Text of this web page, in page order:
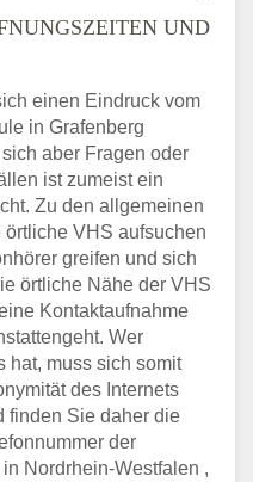
UND
einen Eindruck vom
in Grafenberg
aber Fragen oder
ist zumeist ein
Zu den allgemeinen
VHS aufsuchen
greifen und sich
örtliche Nähe der VHS
Kontaktaufnahme
Wer
hat, muss sich somit
des Internets
finden Sie daher die
der
Nordrhein-Westfalen ,